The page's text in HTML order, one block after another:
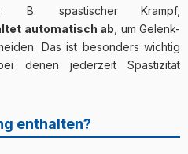
B. spastischer Krampf,
automatisch ab , um Gelenk-
Das ist besonders wichtig
denen jederzeit Spastizität
enthalten?